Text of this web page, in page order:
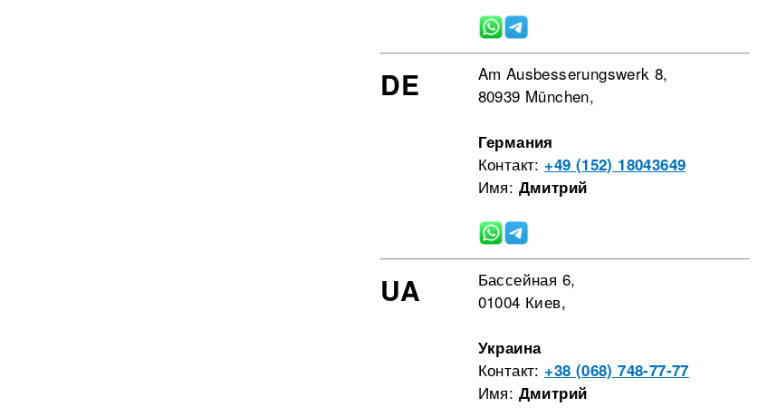
DE
Am Ausbesserungswerk 8,
80939 München,
Германия
Контакт: +49 (152) 18043649
Имя: Дмитрий
UA
Бассейная 6,
01004 Киев,
Украина
Контакт: +38 (068) 748-77-77
Имя: Дмитрий